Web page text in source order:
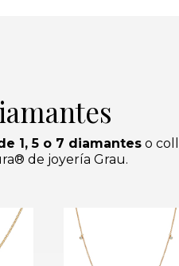
1, 5 o 7 diamantes o
de joyería Grau.